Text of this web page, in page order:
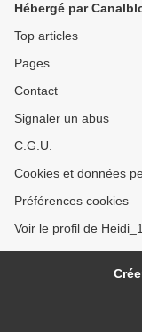
Hébergé par
Top articles
Pages
Contact
Signaler un abus
C.G.U.
Cookies et données
Préférences cookies
Voir le profil de